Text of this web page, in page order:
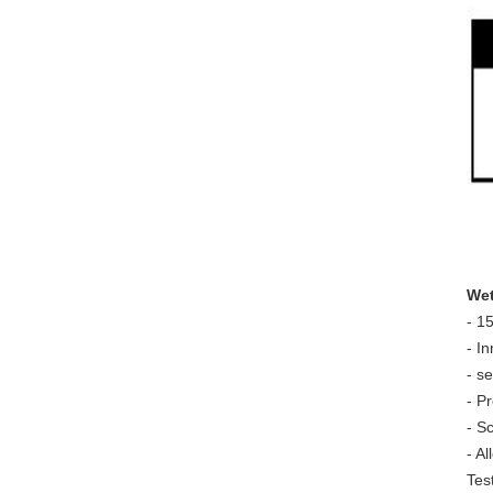
-
-
-
-
-
-